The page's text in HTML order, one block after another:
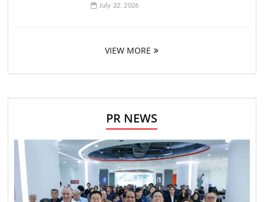
July 22, 2026
VIEW MORE
PR NEWS